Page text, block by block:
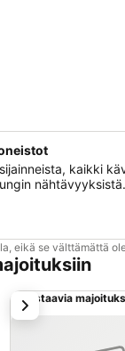
kaikki
nähtävyyksistä.
eikä se välttämättä
Vastaavia
seuraava